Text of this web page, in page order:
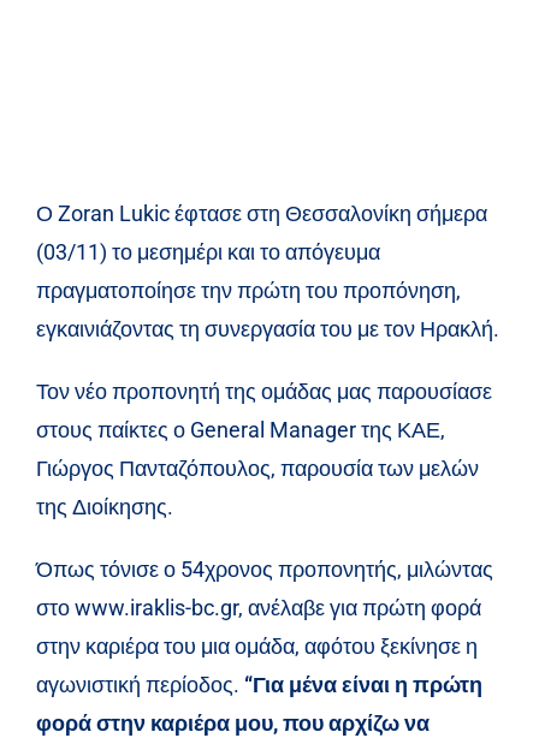
Ο Zoran Lukic έφτασε στη Θεσσαλονίκη σήμερα
(03/11) το μεσημέρι και το απόγευμα
πραγματοποίησε την πρώτη του προπόνηση,
εγκαινιάζοντας τη συνεργασία του με τον Ηρακλή.
Τον νέο προπονητή της ομάδας μας παρουσίασε
στους παίκτες ο General Manager της ΚΑΕ,
Γιώργος Πανταζόπουλος, παρουσία των μελών
της Διοίκησης.
Όπως τόνισε ο 54χρονος προπονητής, μιλώντας
στο www.iraklis-bc.gr, ανέλαβε για πρώτη φορά
στην καριέρα του μια ομάδα, αφότου ξεκίνησε η
αγωνιστική περίοδος. “Για μένα είναι η πρώτη
φορά στην καριέρα μου, που αρχίζω να